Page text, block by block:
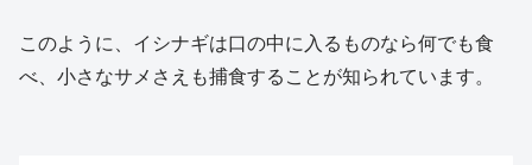
このように、イシナギは口の中に入るものなら何でも食
べ、小さなサメさえも捕食することが知られています。